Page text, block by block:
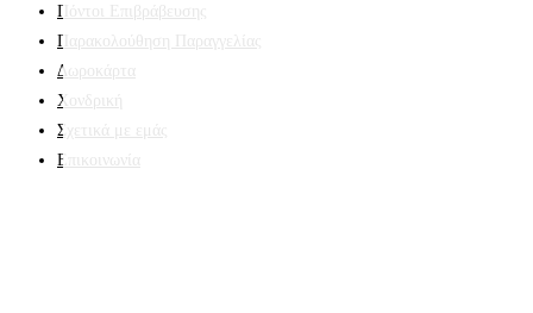
Πόντοι Επιβράβευσης
Παρακολούθηση Παραγγελίας
Δωροκάρτα
Χονδρική
Σχετικά με εμάς
Επικοινωνία